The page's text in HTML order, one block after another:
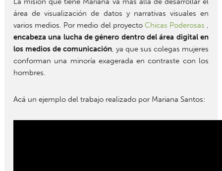
área de visualización de datos y narrativas visuales en
varios medios. Por medio del proyecto Chicas Poderosas ,
encabeza una lucha de género dentro del área digital en
los medios de comunicación, ya que sus colegas mujeres
conforman una minoría exagerada en contraste con los
hombres.
Acá un ejemplo del trabajo realizado por Mariana Santos: